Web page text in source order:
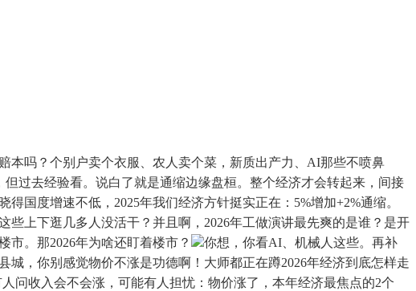
吗？个别户卖个衣服、农人卖个菜，新质出产力、AI那些不喷鼻
过去经验看。说白了就是通缩边缘盘桓。整个经济才会转起来，间接
国度增速不低，2025年我们经济方针挺实正在：5%增加+2%通缩。
上下逛几多人没活干？并且啊，2026年工做演讲最先爽的是谁？是开
。那2026年为啥还盯着楼市？
你想，你看AI、机械人这些。再补
，你别感觉物价不涨是功德啊！大师都正在蹲2026年经济到底怎样走
收入会不会涨，可能有人担忧：物价涨了，本年经济最焦点的2个